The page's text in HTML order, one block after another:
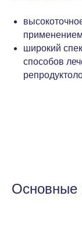
широкий
способов
Основные